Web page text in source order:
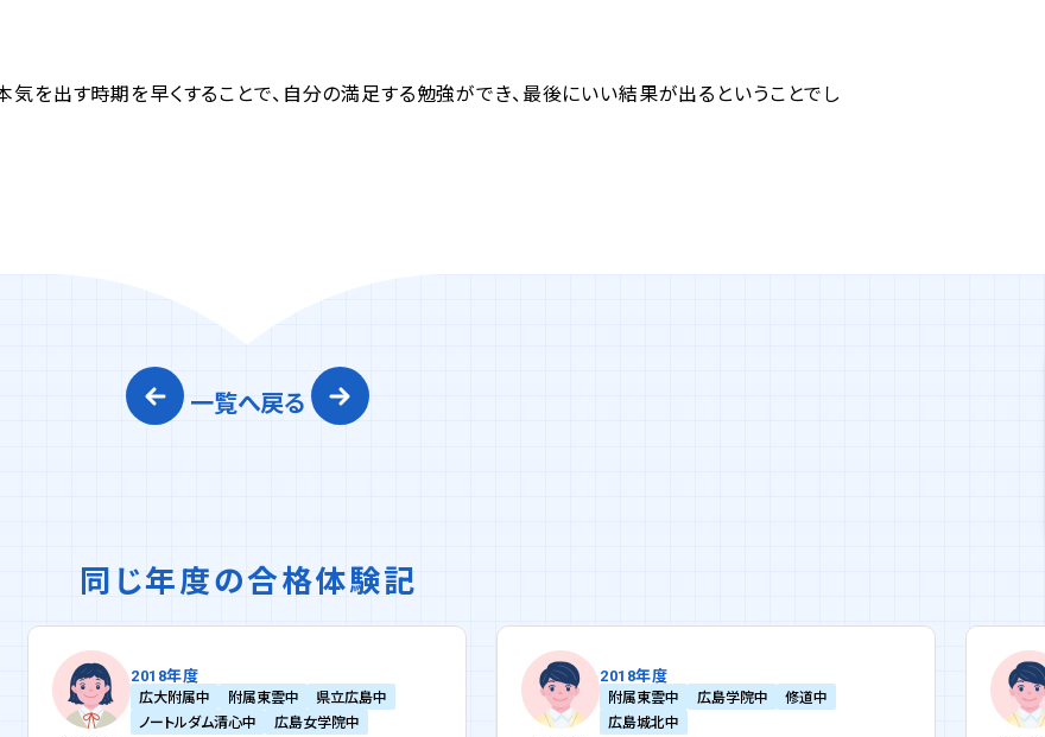
を出す時期を早くすることで、自分の満足する勉強ができ、最後にいい結果が出るということでし
一覧へ戻る
同じ年度の合格体験記
2018年度
広大附属中 附属東雲中
県立広島中
ノートルダム清心中
広島女学院中
2018年度
附属東雲中 広島学院中
修道中
広島城北中